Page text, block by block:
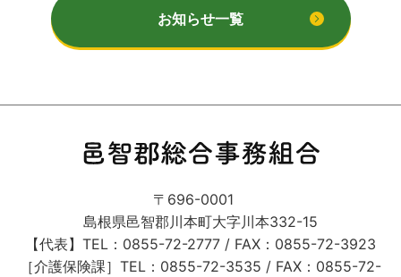
お知らせ一覧
〒696-0001
島根県邑智郡川本町大字川本332-15
【代表】TEL：0855-72-2777 / FAX：0855-72-3923
［介護保険課］TEL：0855-72-3535 / FAX：0855-72-